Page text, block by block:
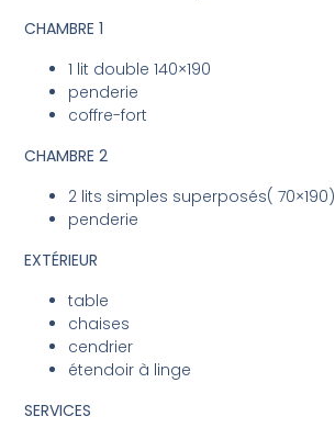
CHAMBRE 1
1 lit double 140×190
penderie
coffre-fort
CHAMBRE 2
2 lits simples superposés( 70×190)
penderie
EXTÉRIEUR
table
chaises
cendrier
étendoir à linge
SERVICES